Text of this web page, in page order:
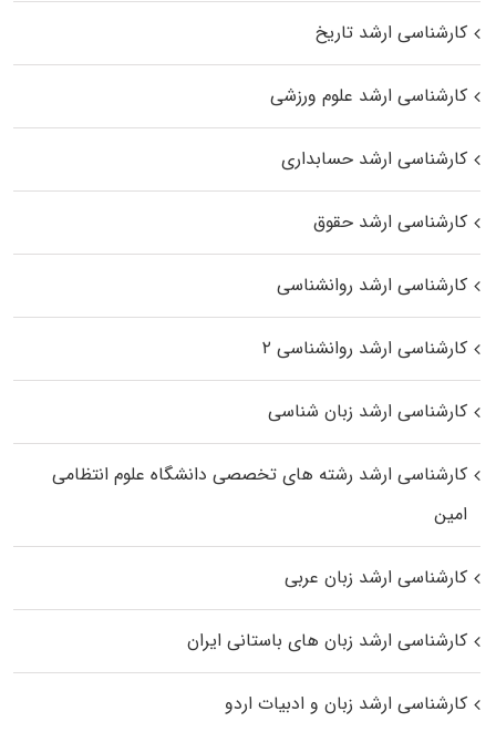
کارشناسی ارشد تاریخ
کارشناسی ارشد علوم ورزشی
کارشناسی ارشد حسابداری
کارشناسی ارشد حقوق
کارشناسی ارشد روانشناسی
کارشناسی ارشد روانشناسی ۲
کارشناسی ارشد زبان شناسی
کارشناسی ارشد رﺷﺘﻪ ﻫﺎی تخصصی داﻧﺸﮕﺎه ﻋﻠﻮم انتظامی
اﻣﻴﻦ
کارشناسی ارشد زبان عربی
کارشناسی ارشد زبان‌ های باستانی ایران
کارشناسی ارشد زبان و ادبیات اردو